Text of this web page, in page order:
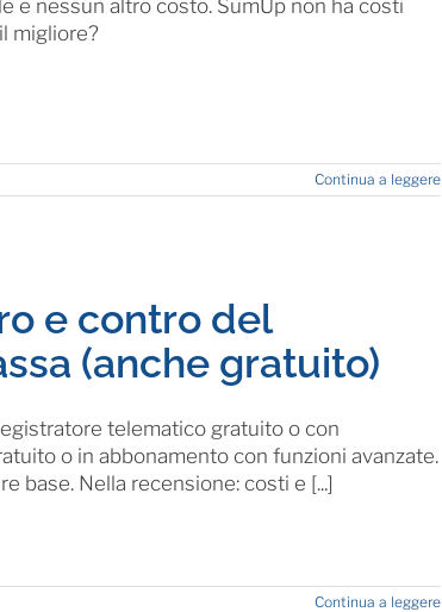
e nessun altro costo. SumUp non ha costi
migliore?
Continua a leggere
e contro del
(anche gratuito)
telematico gratuito o con
o in abbonamento con funzioni avanzate.
base. Nella recensione: costi e [...]
Continua a leggere